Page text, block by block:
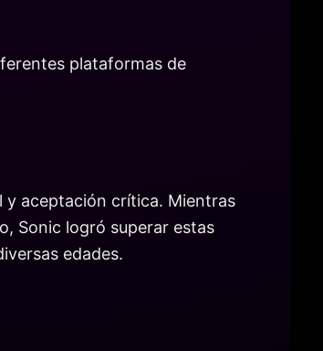
plataformas de
y aceptación crítica. Mientras
Sonic logró superar estas
edades.